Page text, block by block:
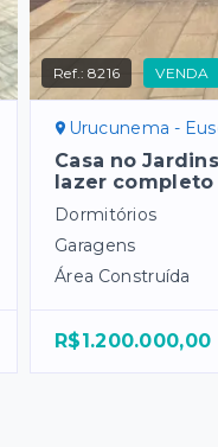
Ref.:8216 VENDA
Urucunema -
Casa no
lazer completo
Dormitórios
Garagens
Área Construída
R$1.200.000,00